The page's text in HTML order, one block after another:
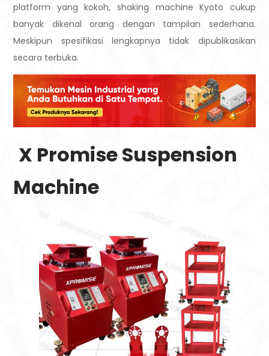
platform yang kokoh, shaking machine Kyoto cukup
banyak dikenal orang dengan tampilan sederhana.
Meskipun spesifikasi lengkapnya tidak dipublikasikan
secara terbuka.
X Promise Suspension
Machine